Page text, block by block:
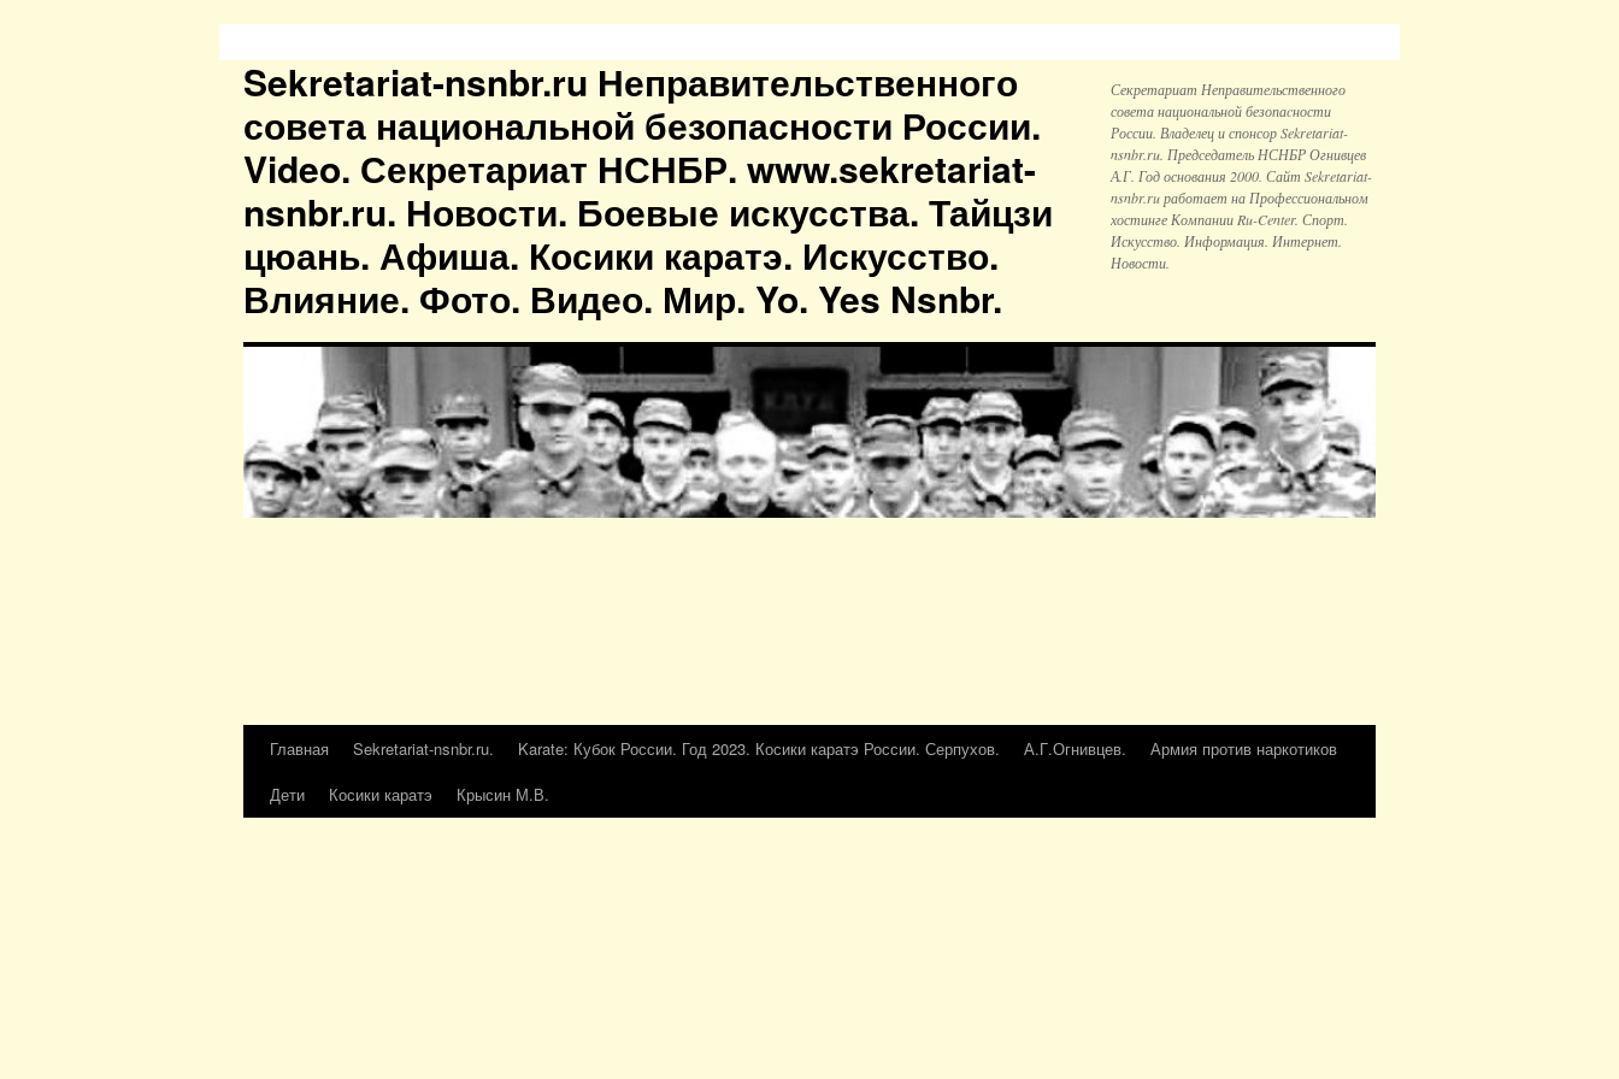
Sekretariat-nsnbr.ru Неправительственного
совета национальной безопасности России.
Video. Секретариат НСНБР. www.sekretariat-
nsnbr.ru. Новости. Боевые искусства. Тайцзи
цюань. Афиша. Косики каратэ. Искусство.
Влияние. Фото. Видео. Мир. Yo. Yes Nsnbr.
Секретариат Неправительственного
совета национальной безопаcности
России. Владелец и спонсор Sekretariat-
nsnbr.ru. Председатель НСНБР Огнивцев
А.Г. Год основания 2000. Сайт Sekretariat-
nsnbr.ru работает на Профессиональном
хостинге Компании Ru-Center. Спорт.
Искусство. Информация. Интернет.
Новости.
Главная Sekretariat-nsnbr.ru. Karate: Кубок России. Год 2023. Косики каратэ России. Серпухов. А.Г.Огнивцев.
Армия против наркотиков
Дети
Косики каратэ Крысин М.В.